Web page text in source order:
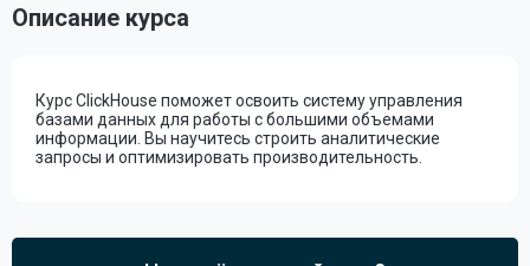
Описание курса
Курс ClickHouse поможет освоить систему управления
базами данных для работы с большими объемами
информации. Вы научитесь строить аналитические
запросы и оптимизировать производительность.